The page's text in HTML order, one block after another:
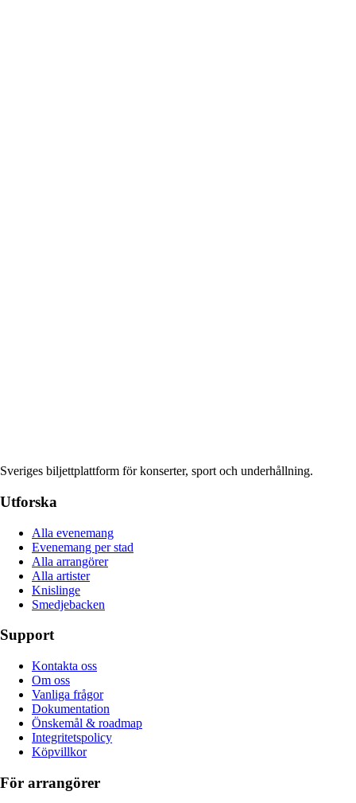
Sveriges biljettplattform för konserter, sport och underhållning.
Utforska
Alla evenemang
Evenemang per stad
Alla arrangörer
Alla artister
Knislinge
Smedjebacken
Support
Kontakta oss
Om oss
Vanliga frågor
Dokumentation
Önskemål & roadmap
Integritetspolicy
Köpvillkor
För arrangörer